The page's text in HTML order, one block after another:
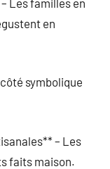
en
symbolique
– Les
faits maison.